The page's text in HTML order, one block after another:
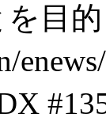
目